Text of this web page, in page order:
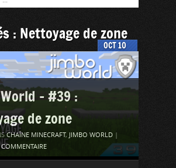
: Nettoyage de zone
10
OCT
– #39 :
de zone
CHAÎNE MINECRAFT, JIMBO WORLD
COMMENTAIRE